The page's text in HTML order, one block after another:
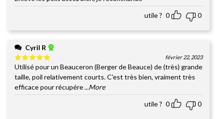
utile ? 0 0
Cyril R
Note5sur
5
février 22, 2023
Utilisé pour un Beauceron (Berger de Beauce) de (très) grande
taille, poil relativement courts. C'est très bien, vraiment très
efficace pour récupére...More
utile ? 0 0